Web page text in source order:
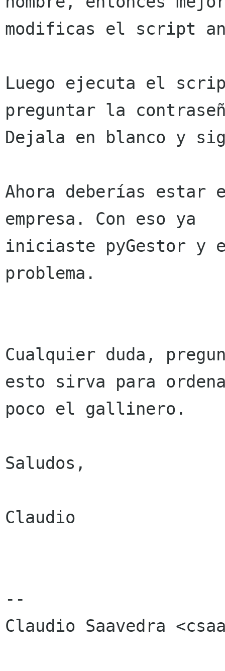
modificas el script
Luego ejecuta el
preguntar la
Dejala en blanco y
Ahora deberías estar
empresa. Con eso ya
iniciaste pyGestor y
problema.
Cualquier duda,
esto sirva para
poco el gallinero.
Saludos,
Claudio
--
Claudio Saavedra